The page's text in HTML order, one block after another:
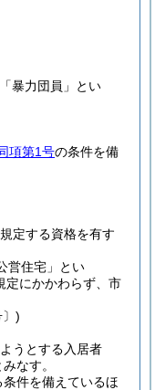
暴力団員」とい
項第1号の条件を備
定する資格を有す
営住宅」とい
定にかかわらず、市
)
うとする入居者
なす。
条件を備えているほ